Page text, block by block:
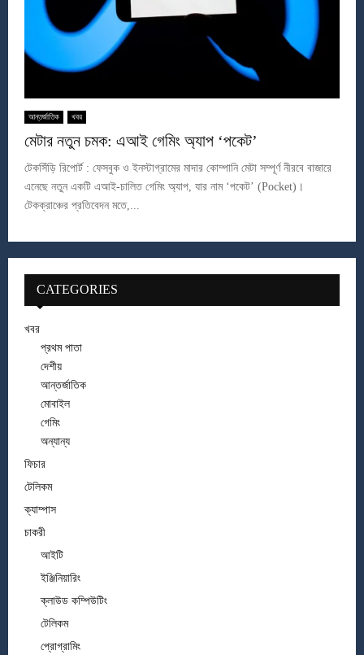
আন্তর্জাতিক খবর
মেটার নতুন চমক: এআই গেমিং অ্যাপ ‘পকেট’
টেকসিঁড়ি রিপোর্ট : ফেসবুক ও ইনস্টাগ্রামের মাদার কোম্পানি মেটা সম্পূর্ণ নীরবে বাজারে
এনেছে নতুন একটি এআই-চালিত গেমিং অ্যাপ, যার নাম ‘পকেট’ (Pocket)।
টেকক্রাঞ্চের প্রতিবেদন মতে,...
CATEGORIES
খবর
প্রথম পাতা
দেশীয়
আন্তর্জাতিক
মোবাইল
গেমিং
অন্যান্য
ফিচার
টেলিকম
ক্যাম্পাস
চাকরী
আইটি
ইঞ্জিনিয়ারিং
ক্লাউড কম্পিউটিং
টেলিকম
প্রোগ্রামিং